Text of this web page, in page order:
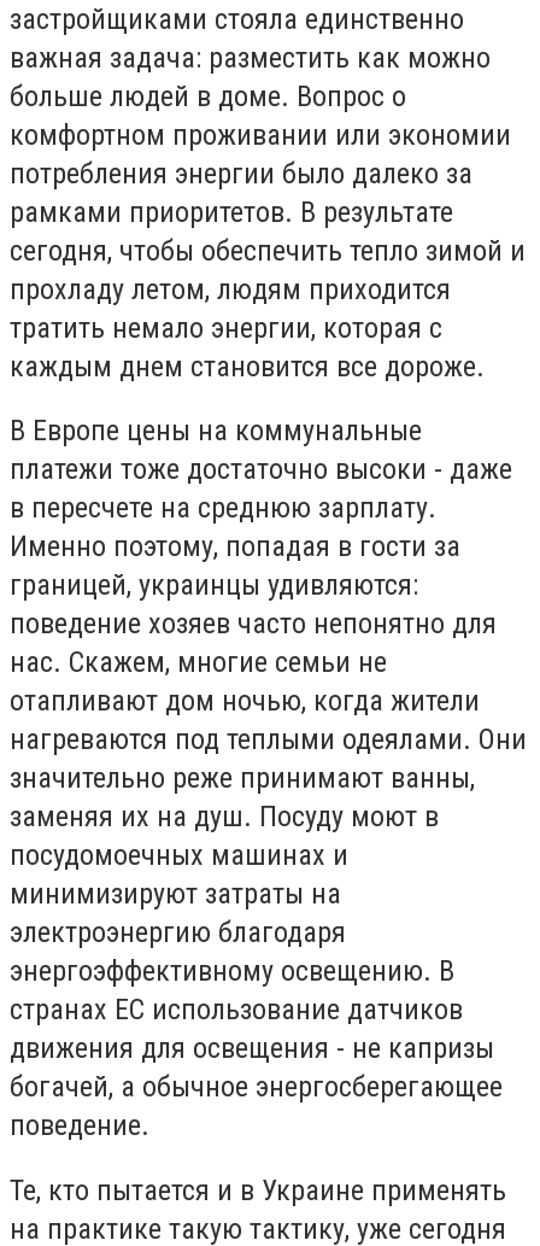
застройщиками стояла единственно
важная задача: разместить как можно
больше людей в доме. Вопрос о
комфортном проживании или экономии
потребления энергии было далеко за
рамками приоритетов. В результате
сегодня, чтобы обеспечить тепло зимой и
прохладу летом, людям приходится
тратить немало энергии, которая с
каждым днем ​​становится все дороже.
В Европе цены на коммунальные
платежи тоже достаточно высоки - даже
в пересчете на среднюю зарплату.
Именно поэтому, попадая в гости за
границей, украинцы удивляются:
поведение хозяев часто непонятно для
нас. Скажем, многие семьи не
отапливают дом ночью, когда жители
нагреваются под теплыми одеялами. Они
значительно реже принимают ванны,
заменяя их на душ. Посуду моют в
посудомоечных машинах и
минимизируют затраты на
электроэнергию благодаря
энергоэффективному освещению. В
странах ЕС использование датчиков
движения для освещения - не капризы
богачей, а обычное энергосберегающее
поведение.
Те, кто пытается и в Украине применять
на практике такую тактику, уже сегодня